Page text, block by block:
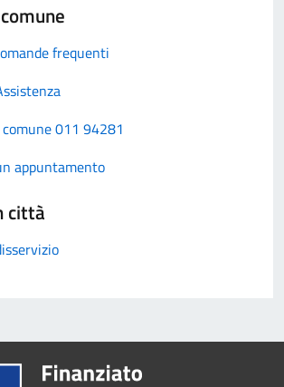
frequenti
011 94281
appuntamento
città